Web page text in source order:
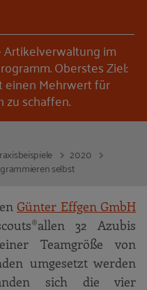
Artikelverwaltung im
Oberstes Ziel:
einen Mehrwert für
schaffen.
2020
selbst
Günter Effgen GmbH
allen 32 Azubis
Teamgröße von
umgesetzt werden
sich die vier